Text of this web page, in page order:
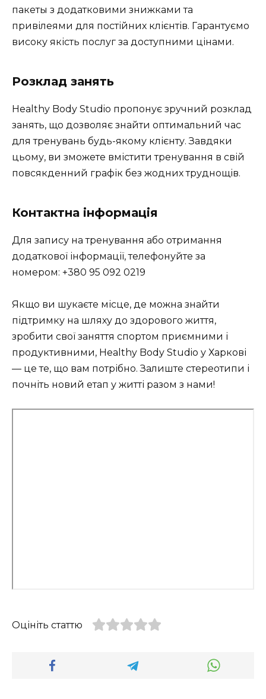
пакеты з додатковими знижками та
привілеями для постійних клієнтів. Гарантуємо
високу якість послуг за доступними цінами.
Розклад занять
Healthy Body Studio пропонує зручний розклад
занять, що дозволяє знайти оптимальний час
для тренувань будь-якому клієнту. Завдяки
цьому, ви зможете вмістити тренування в свій
повсякденний графік без жодних труднощів.
Контактна інформація
Для запису на тренування або отримання
додаткової інформації, телефонуйте за
номером: +380 95 092 0219
Якщо ви шукаєте місце, де можна знайти
підтримку на шляху до здорового життя,
зробити свої заняття спортом приємними і
продуктивними, Healthy Body Studio у Харкові
— це те, що вам потрібно. Залиште стереотипи і
почніть новий етап у житті разом з нами!
Оцініть статтю